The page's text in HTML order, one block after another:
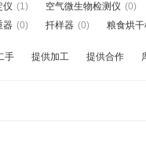
仪 (1) 空气微生物检测仪 (0)
器 (0) 扦样器 (0) 粮食烘
手 提供加工 提供合作